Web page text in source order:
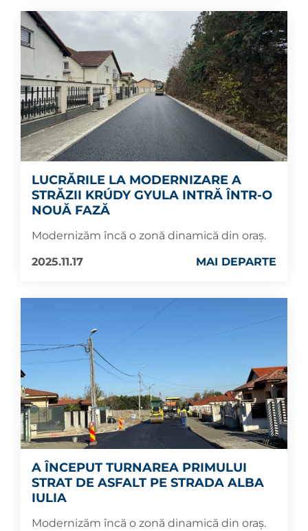
LUCRĂRILE LA MODERNIZARE A
STRĂZII KRÚDY GYULA INTRĂ ÎNTR-O
NOUĂ FAZĂ
Modernizăm încă o zonă dinamică din oraș.
2025.11.17
MAI DEPARTE
A ÎNCEPUT TURNAREA PRIMULUI
STRAT DE ASFALT PE STRADA ALBA
IULIA
Modernizăm încă o zonă dinamică din oraș.